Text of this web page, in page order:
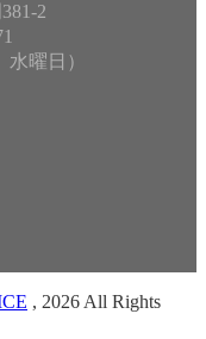
2
曜日）
, 2026 All Rights